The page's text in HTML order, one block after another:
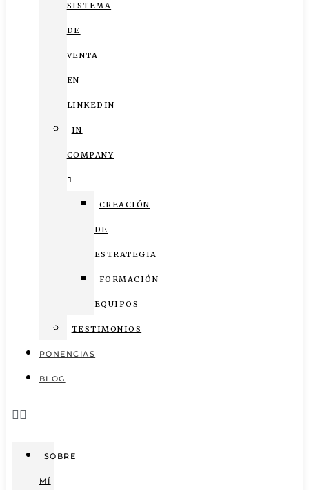
SISTEMA
DE
VENTA
EN
LINKEDIN
IN
COMPANY
CREACIÓN
DE
ESTRATEGIA
FORMACIÓN
EQUIPOS
TESTIMONIOS
PONENCIAS
BLOG
SOBRE
MÍ